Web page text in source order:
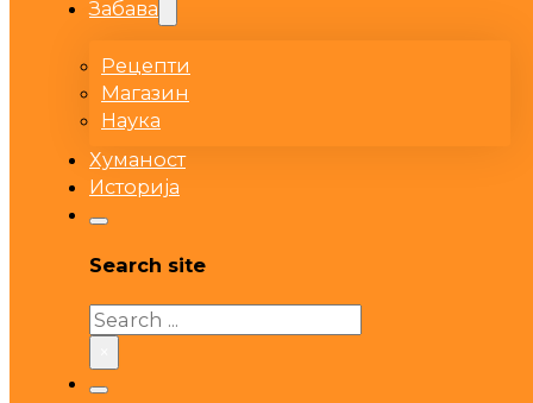
Забава
Рецепти
Магазин
Наука
Хуманост
Историја
Search site
Search